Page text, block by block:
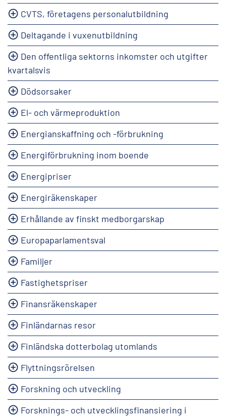
CVTS, företagens personalutbildning
Deltagande i vuxenutbildning
Den offentliga sektorns inkomster och utgifter
kvartalsvis
Dödsorsaker
El- och värmeproduktion
Energianskaffning och -förbrukning
Energiförbrukning inom boende
Energipriser
Energiräkenskaper
Erhållande av finskt medborgarskap
Europaparlamentsval
Familjer
Fastighetspriser
Finansräkenskaper
Finländarnas resor
Finländska dotterbolag utomlands
Flyttningsrörelsen
Forskning och utveckling
Forsknings- och utvecklingsfinansiering i